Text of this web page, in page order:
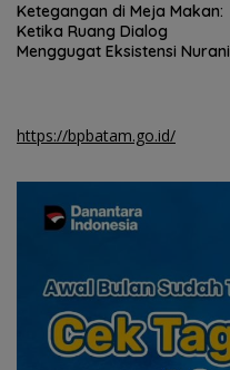
Ketegangan di Meja Makan:
Ketika Ruang Dialog
Menggugat Eksistensi Nurani
https://bpbatam.go.id/